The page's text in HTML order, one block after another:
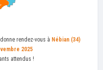
rendez-vous à Nébian (34)
2025
attendus !